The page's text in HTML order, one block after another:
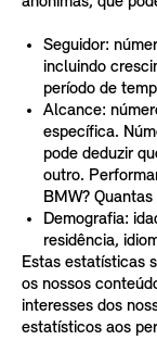
Seguidor:
incluindo
período de
Alcance:
específica.
pode deduzir
outro.
BMW?
Demografia:
residência,
Estas estatísticas
os nossos
interesses dos
estatísticos aos